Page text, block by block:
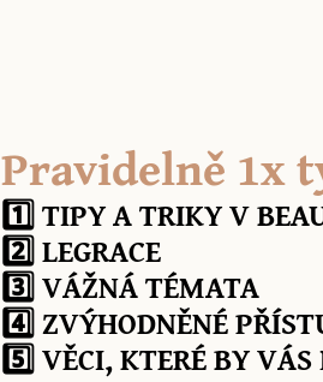
Pravidelně 1x
1️⃣ TIPY A TRIKY V
2️⃣ LEGRACE
3️⃣ VÁŽNÁ TÉMATA
4️⃣ ZVÝHODNĚNÉ
5️⃣ VĚCI, KTERÉ BY